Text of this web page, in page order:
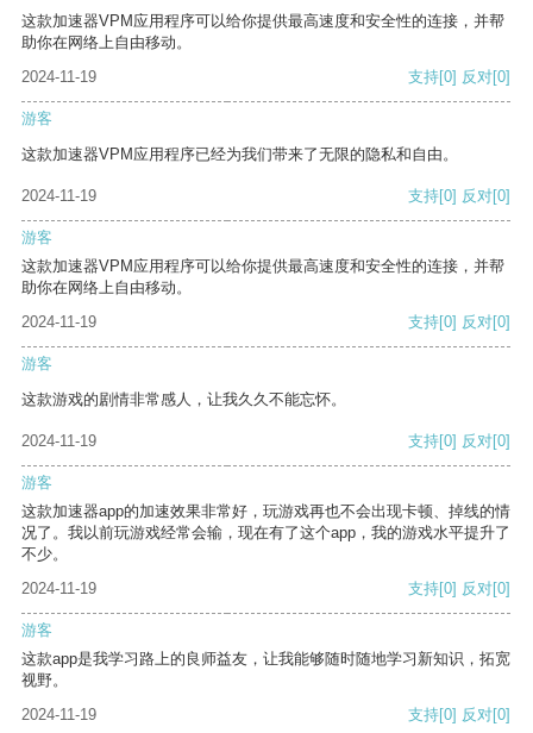
这款加速器VPM应用程序可以给你提供最高速度和安全性的连接，并帮
助你在网络上自由移动。
2024-11-19
支持[0] 反对[0]
游客
这款加速器VPM应用程序已经为我们带来了无限的隐私和自由。
2024-11-19 支持[0] 反对[0]
游客
这款加速器VPM应用程序可以给你提供最高速度和安全性的连接，并帮
助你在网络上自由移动。
2024-11-19
支持[0] 反对[0]
游客
这款游戏的剧情非常感人，让我久久不能忘怀。
2024-11-19 支持[0] 反对[0]
游客
这款加速器app的加速效果非常好，玩游戏再也不会出现卡顿、掉线的情
况了。我以前玩游戏经常会输，现在有了这个app，我的游戏水平提升了
不少。
2024-11-19
支持[0] 反对[0]
游客
这款app是我学习路上的良师益友，让我能够随时随地学习新知识，拓宽
视野。
2024-11-19
支持[0] 反对[0]